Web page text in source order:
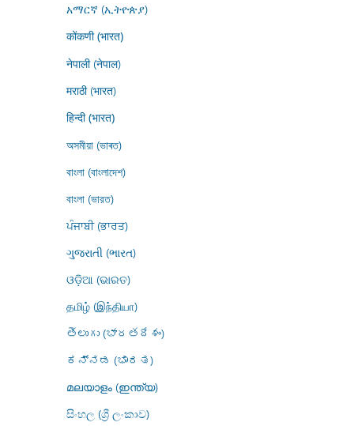
አማርኛ (ኢትዮጵያ)
कोंकणी (भारत)
नेपाली (नेपाल)
मराठी (भारत)
हिन्दी (भारत)
অসমীয়া (ভাৰত)
বাংলা (বাংলাদেশ)
বাংলা (ভারত)
ਪੰਜਾਬੀ (ਭਾਰਤ)
ગુજરાતી (ભારત)
ଓଡ଼ିଆ (ଭାରତ)
தமிழ் (இந்தியா)
తెలుగు (భారతదేశం)
ಕನ್ನಡ (ಭಾರತ)
മലയാളം (ഇന്ത്യ)
සිංහල (ශ්‍රී ලංකාව)